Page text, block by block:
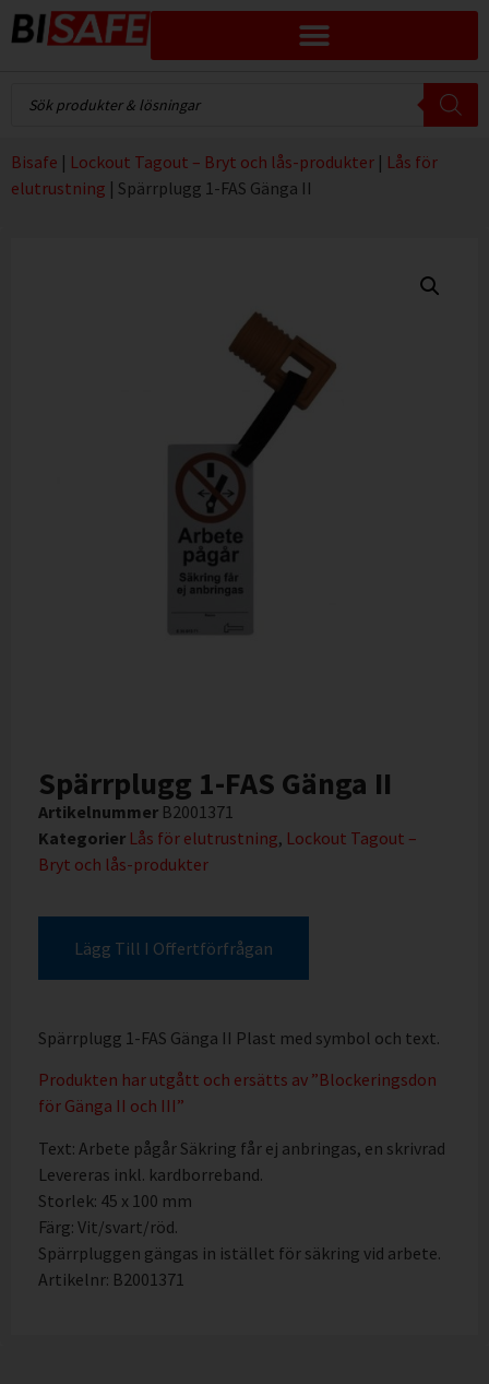
Bisafe | Lockout Tagout – Bryt och lås-produkter | Lås för
elutrustning | Spärrplugg 1-FAS Gänga II
Spärrplugg 1-FAS Gänga II
Artikelnummer B2001371
Kategorier Lås för elutrustning, Lockout Tagout –
Bryt och lås-produkter
Lägg Till I Offertförfrågan
Spärrplugg 1-FAS Gänga II Plast med symbol och text.
Produkten har utgått och ersätts av ”Blockeringsdon
för Gänga II och III”
Text: Arbete pågår Säkring får ej anbringas, en skrivrad
Levereras inkl. kardborreband.
Storlek: 45 x 100 mm
Färg: Vit/svart/röd.
Spärrpluggen gängas in istället för säkring vid arbete.
Artikelnr: B2001371